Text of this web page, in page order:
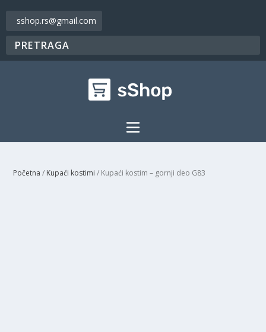
sshop.rs@gmail.com
Početna / Kupaći kostimi / Kupaći kostim – gornji deo G83